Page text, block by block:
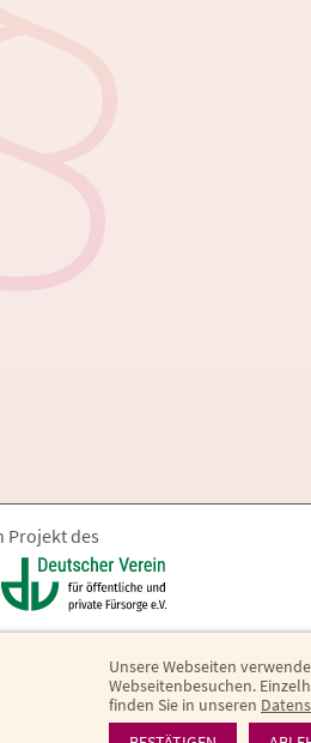
Projekt des
Unsere Webseiten
Webseitenbesuchen.
finden Sie in unseren